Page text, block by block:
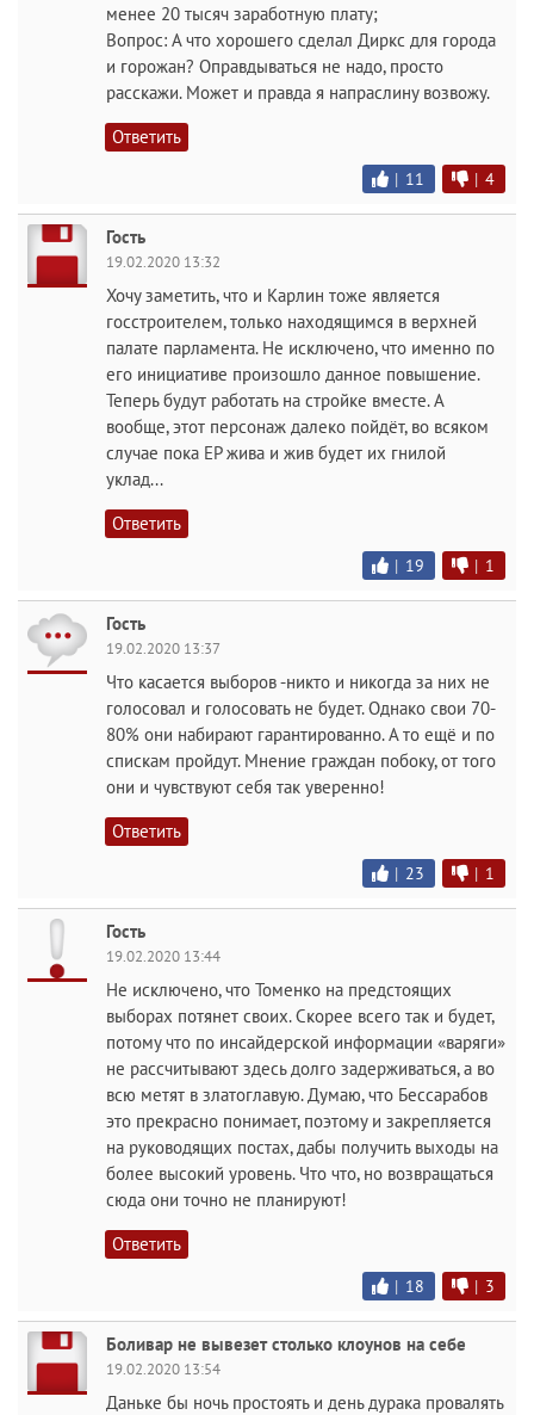
менее 20 тысяч заработную плату;
Вопрос: А что хорошего сделал Диркс для города
и горожан? Оправдываться не надо, просто
расскажи. Может и правда я напраслину возвожу.
Ответить
| 11 | 4
Гость
19.02.2020 13:32
Хочу заметить, что и Карлин тоже является
госстроителем, только находящимся в верхней
палате парламента. Не исключено, что именно по
его инициативе произошло данное повышение.
Теперь будут работать на стройке вместе. А
вообще, этот персонаж далеко пойдёт, во всяком
случае пока ЕР жива и жив будет их гнилой
уклад...
Ответить
| 19 | 1
Гость
19.02.2020 13:37
Что касается выборов -никто и никогда за них не
голосовал и голосовать не будет. Однако свои 70-
80% они набирают гарантированно. А то ещё и по
спискам пройдут. Мнение граждан побоку, от того
они и чувствуют себя так уверенно!
Ответить
| 23 | 1
Гость
19.02.2020 13:44
Не исключено, что Томенко на предстоящих
выборах потянет своих. Скорее всего так и будет,
потому что по инсайдерской информации «варяги»
не рассчитывают здесь долго задерживаться, а во
всю метят в златоглавую. Думаю, что Бессарабов
это прекрасно понимает, поэтому и закрепляется
на руководящих постах, дабы получить выходы на
более высокий уровень. Что что, но возвращаться
сюда они точно не планируют!
Ответить
| 18 | 3
Боливар не вывезет столько клоунов на себе
19.02.2020 13:54
Даньке бы ночь простоять и день дурака провалять